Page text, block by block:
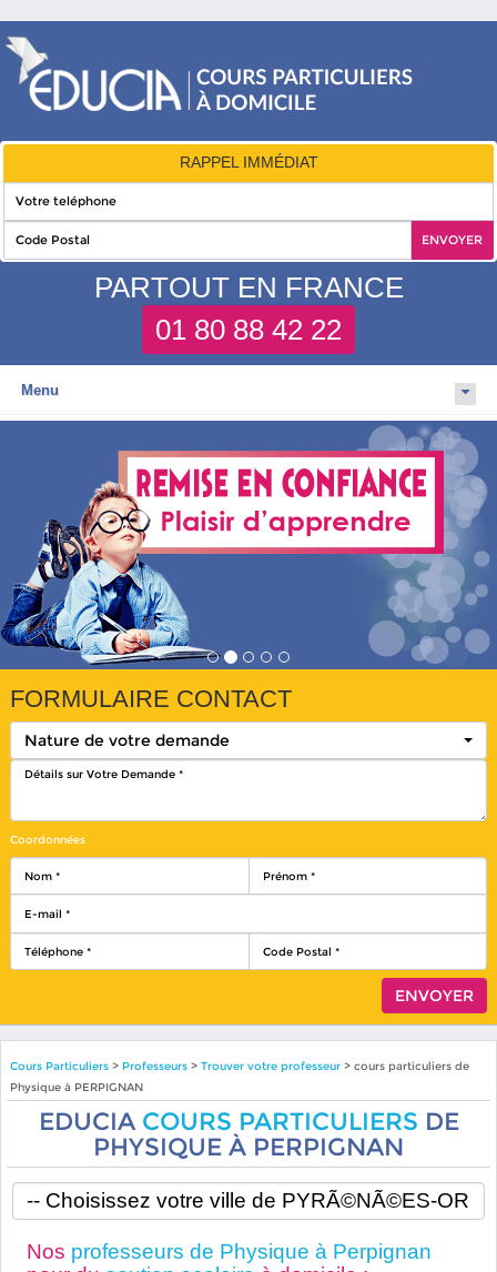
RAPPEL IMMÉDIAT
PARTOUT EN FRANCE
01 80 88 42 22
Menu
FORMULAIRE CONTACT
Nature de votre demande
Coordonnées
Cours Particuliers> Professeurs > Trouver votre professeur> cours particuliers de
Physique à PERPIGNAN
EDUCIA COURS PARTICULIERS DE
PHYSIQUE À PERPIGNAN
Nos professeurs de Physique à Perpignan